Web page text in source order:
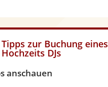
Tipps zur Buchung eines
Hochzeits DJs
anschauen